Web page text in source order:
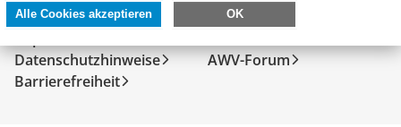
Kontakt
Datenschutzhinweise
Barrierefreiheit
FeRD
AWV-Forum
Alle Cookies akzeptieren OK